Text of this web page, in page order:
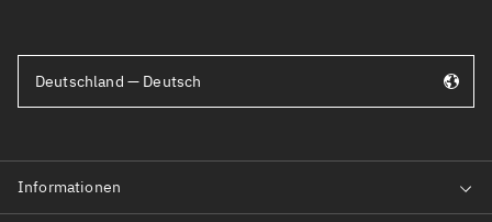
Deutschland — Deutsch